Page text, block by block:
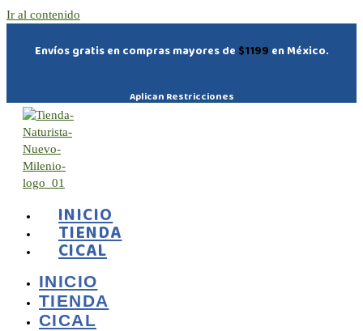
Ir al contenido
Envíos gratis en compras mayores de $1199 en México.
Aplican Restricciones
INICIO
TIENDA
CICAL
INICIO
TIENDA
CICAL